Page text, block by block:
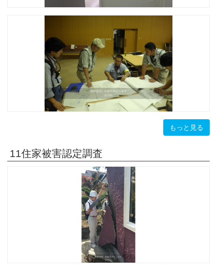
もっと見る
11住家被害認定調査